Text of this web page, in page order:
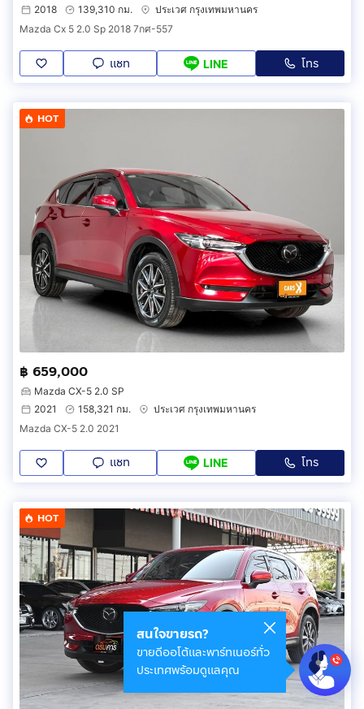
2018
139,310 กม.
ประเวศ กรุงเทพมหานคร
Mazda Cx 5 2.0 Sp 2018 7กศ-557
แชท LINE โทร
HOT
฿ 659,000
Mazda CX-5 2.0 SP
2021
158,321 กม.
ประเวศ กรุงเทพมหานคร
Mazda CX-5 2.0 2021
แชท LINE โทร
HOT
สนใจขายรถ?
ขายดีออโต้และพาร์ทเนอร์ทั่ว
ประเทศพร้อมดูแลคุณ